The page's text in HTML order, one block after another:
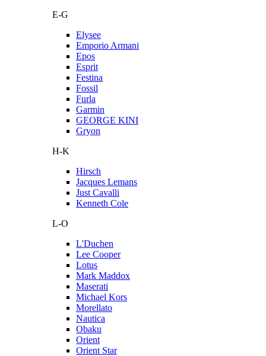
E-G
Elysee
Emporio Armani
Epos
Esprit
Festina
Fossil
Furla
Garmin
GEORGE KINI
Gryon
H-K
Hirsch
Jacques Lemans
Just Cavalli
Kenneth Cole
L-O
L'Duchen
Lee Cooper
Lotus
Mark Maddox
Maserati
Michael Kors
Morellato
Nautica
Obaku
Orient
Orient Star